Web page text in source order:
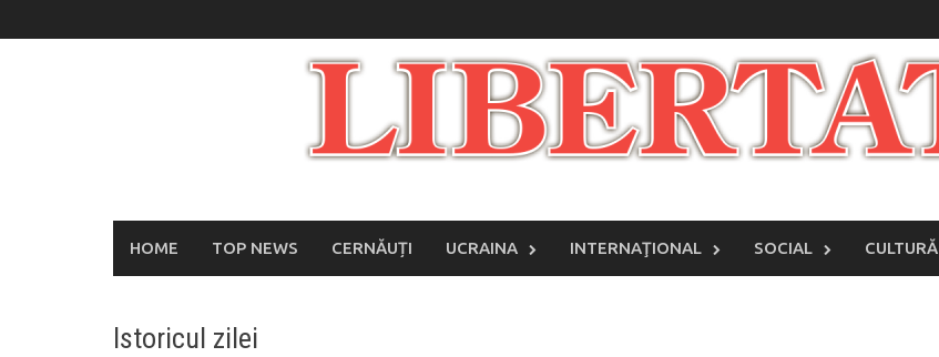
to
HOME TOP NEWS CERNĂUȚI UCRAINA INTERNAŢIONAL SOCIAL CULTURĂ
Istoricul zilei